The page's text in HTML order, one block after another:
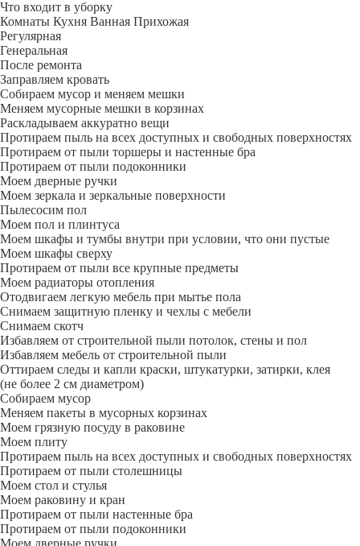
Что входит в уборку
Регу­лярная
Гене­ральная
После ремонта
Заправляем кровать
Собираем мусор и меняем мешки
Меняем мусорные мешки в корзинах
Раскладываем аккуратно вещи
Протираем пыль на всех доступных и свободных поверхностях
Протираем от пыли торшеры и настенные бра
Протираем от пыли подоконники
Моем дверные ручки
Моем зеркала и зеркальные поверхности
Пылесосим пол
Моем пол и плинтуса
Моем шкафы и тумбы внутри при условии, что они пустые
Моем шкафы сверху
Протираем от пыли все крупные предметы
Моем радиаторы отопления
Отодвигаем легкую мебель при мытье пола
Снимаем защитную пленку и чехлы с мебели
Снимаем скотч
Избавляем от строительной пыли потолок, стены и пол
Избавляем мебель от строительной пыли
Оттираем следы и капли краски, штукатурки, затирки, клея
(не более 2 см диаметром)
Собираем мусор
Меняем пакеты в мусорных корзинах
Моем грязную посуду в раковине
Моем плиту
Протираем пыль на всех доступных и свободных поверхностях
Протираем от пыли столешницы
Моем стол и стулья
Моем раковину и кран
Протираем от пыли настенные бра
Протираем от пыли подоконники
Моем дверные ручки